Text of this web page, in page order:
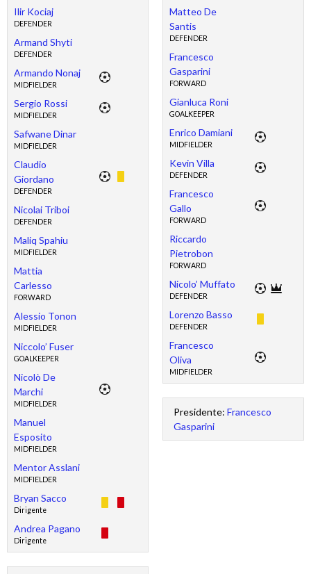
Ilir Kociaj
DEFENDER
Armand Shyti
DEFENDER
Armando Nonaj
MIDFIELDER
Sergio Rossi
MIDFIELDER
Safwane Dinar
MIDFIELDER
Claudio
Giordano
DEFENDER
Nicolai Triboi
DEFENDER
Maliq Spahiu
MIDFIELDER
Mattia
Carlesso
FORWARD
Alessio Tonon
MIDFIELDER
Niccolo’ Fuser
GOALKEEPER
Nicolò De
Marchi
MIDFIELDER
Manuel
Esposito
MIDFIELDER
Mentor Asslani
MIDFIELDER
Bryan Sacco
Dirigente
Andrea Pagano
Dirigente
Matteo De
Santis
DEFENDER
Francesco
Gasparini
FORWARD
Gianluca Roni
GOALKEEPER
Enrico Damiani
MIDFIELDER
Kevin Villa
DEFENDER
Francesco
Gallo
FORWARD
Riccardo
Pietrobon
FORWARD
Nicolo’ Muffato
DEFENDER
Lorenzo Basso
DEFENDER
Francesco
Oliva
MIDFIELDER
Presidente: Francesco
Gasparini